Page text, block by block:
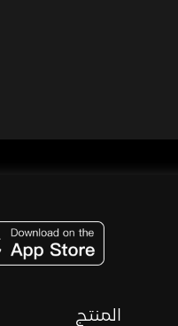
المنتج